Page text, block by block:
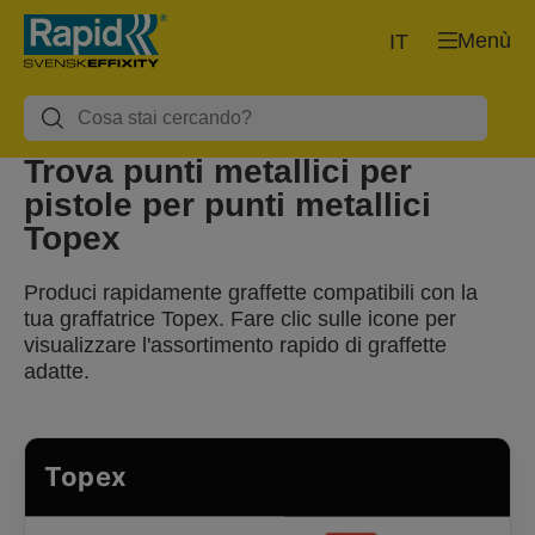
Menù
IT
Trova punti metallici per
pistole per punti metallici
Topex
Produci rapidamente graffette compatibili con la
tua graffatrice Topex. Fare clic sulle icone per
visualizzare l'assortimento rapido di graffette
adatte.
Topex